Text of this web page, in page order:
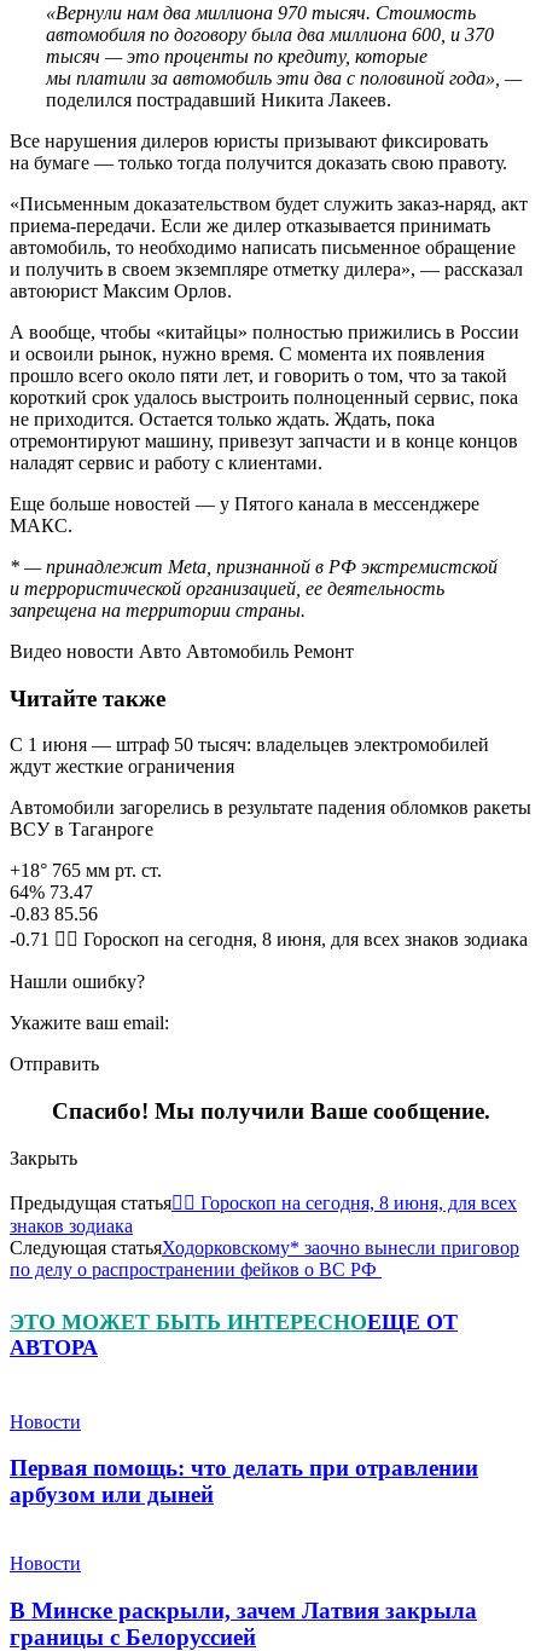
«Вернули нам два миллиона 970 тысяч. Стоимость
автомобиля по договору была два миллиона 600, и 370
тысяч — это проценты по кредиту, которые
мы платили за автомобиль эти два с половиной года», —
поделился пострадавший Никита Лакеев.
Все нарушения дилеров юристы призывают фиксировать
на бумаге — только тогда получится доказать свою правоту.
«Письменным доказательством будет служить заказ-наряд, акт
приема-передачи. Если же дилер отказывается принимать
автомобиль, то необходимо написать письменное обращение
и получить в своем экземпляре отметку дилера», — рассказал
автоюрист Максим Орлов.
А вообще, чтобы «китайцы» полностью прижились в России
и освоили рынок, нужно время. С момента их появления
прошло всего около пяти лет, и говорить о том, что за такой
короткий срок удалось выстроить полноценный сервис, пока
не приходится. Остается только ждать. Ждать, пока
отремонтируют машину, привезут запчасти и в конце концов
наладят сервис и работу с клиентами.
Еще больше новостей — у Пятого канала в мессенджере
МАКС.
* — принадлежит Meta, признанной в РФ экстремистской
и террористической организацией, ее деятельность
запрещена на территории страны.
Видео новости Авто Автомобиль Ремонт
Читайте также
С 1 июня — штраф 50 тысяч: владельцев электромобилей
ждут жесткие ограничения
Автомобили загорелись в результате падения обломков ракеты
ВСУ в Таганроге
+18° 765 мм рт. ст.
64% 73.47
-0.83 85.56
-0.71 🧙‍♀ Гороскоп на сегодня, 8 июня, для всех знаков зодиака
Нашли ошибку?
Укажите ваш email:
Отправить
Спасибо! Мы получили Ваше сообщение.
Закрыть
Предыдущая статья🧙‍♀ Гороскоп на сегодня, 8 июня, для всех
знаков зодиака
Следующая статьяХодорковскому* заочно вынесли приговор
по делу о распространении фейков о ВС РФ
ЭТО МОЖЕТ БЫТЬ ИНТЕРЕСНОЕЩЕ ОТ
АВТОРА
Новости
Первая помощь: что делать при отравлении
арбузом или дыней
Новости
В Минске раскрыли, зачем Латвия закрыла
границы с Белоруссией